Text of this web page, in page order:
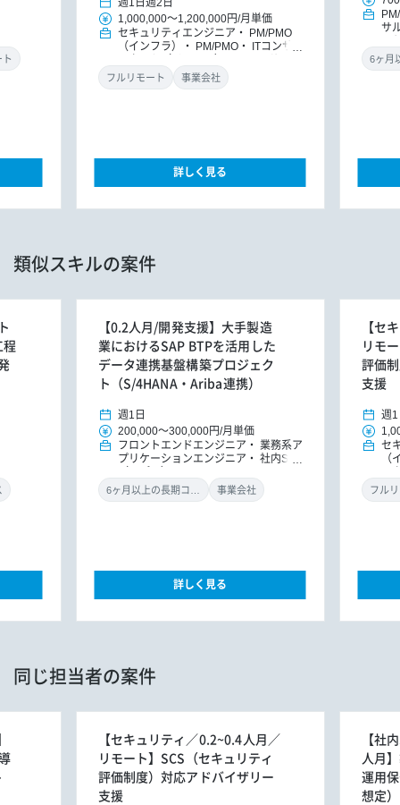
週1日 週2日
1,000,000～1,200,000円/月単価
セキュリティエンジニア
PM/PMO
（インフラ）
PM/PMO
ITコンサ
ント
DXコンサルタント
フルリモート 事業会社
詳しく見る
サ
類似スキルの案件
程
【0.2人月/開発支援】大手製造
業におけるSAP BTPを活用した
データ連携基盤構築プロジェク
ト（S/4HANA・Ariba連携）
週1日
200,000～300,000円/月単価
フロントエンドエンジニア
業務系ア
プリケーションエンジニア
社内SE
事業会社
詳しく見る
【セ
リモ
評価
支援
週1
セ
（
ン
フル
同じ担当者の案件
【セキュリティ／0.2~0.4人月／
リモート】SCS（セキュリティ
評価制度）対応アドバイザリー
支援
【社
人月
運用
想定）